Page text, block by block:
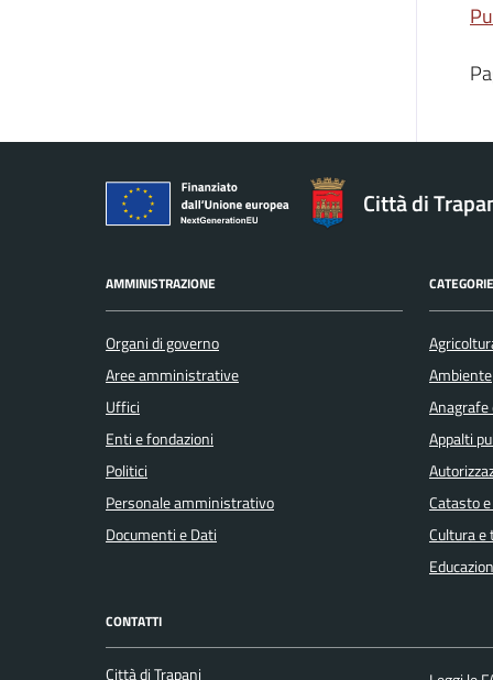
Città di
AMMINISTRAZIONE
Organi di governo
Aree amministrative
Uffici
Enti e fondazioni
Politici
Personale amministrativo
Documenti e Dati
Ambiente
Appalti
Catasto
Cultura e
CONTATTI
Città di Trapani